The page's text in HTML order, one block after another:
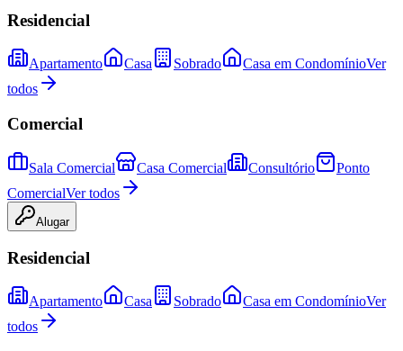
Residencial
Apartamento Casa Sobrado Casa em CondomínioVer
todos
Comercial
Sala Comercial Casa Comercial Consultório
Ponto
ComercialVer todos
Alugar
Residencial
Apartamento Casa Sobrado Casa em CondomínioVer
todos